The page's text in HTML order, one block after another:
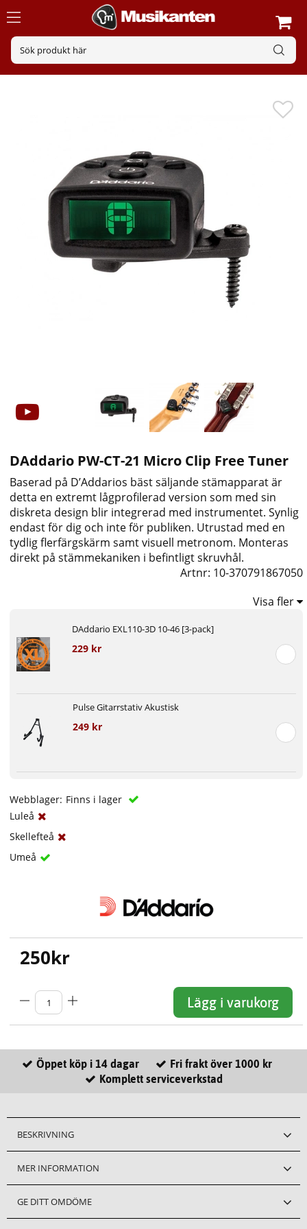
DAddario PW-CT-21 Micro Clip Free Tuner
Baserad på D’Addarios bäst säljande stämapparat är
detta en extremt lågprofilerad version som med sin
diskreta design blir integrerad med instrumentet. Synlig
endast för dig och inte för publiken. Utrustad med en
tydlig flerfärgskärm samt visuell metronom. Monteras
direkt på stämmekaniken i befintligt skruvhål.
Artnr: 10-370791867050
Visa fler
DAddario EXL110-3D 10-46 [3-pack]
229 kr
Pulse Gitarrstativ Akustisk
249 kr
Webblager: Finns i lager
Luleå
Skellefteå
Umeå
250kr
Lägg i varukorg
Öppet köp i 14 dagar
Fri frakt över 1000 kr
Komplett serviceverkstad
BESKRIVNING
MER INFORMATION
GE DITT OMDÖME